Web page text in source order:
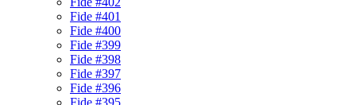
Fide #401
Fide #400
Fide #399
Fide #398
Fide #397
Fide #396
Fide #395